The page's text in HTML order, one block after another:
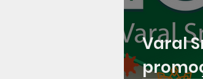
Varal